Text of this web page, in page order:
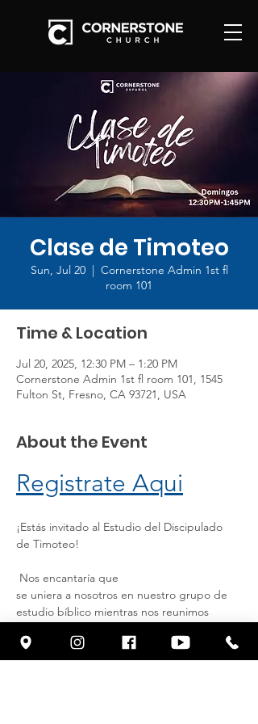
Clase de Timoteo
Sun, Jul 20
  |
Cornerstone Admin 1st fl
room 101
Time & Location
Jul 20, 2025, 12:30 PM – 1:20 PM
Cornerstone Admin 1st fl room 101, 1545
Fulton St, Fresno, CA 93721, USA
About the Event
Registrate Aqui
¡Estás invitado al Estudio del Discipulado
de Timoteo!
Nos encantaría que
se uniera a nosotros en nuestro grupo de
estudio bíblico mientras nos reunimos
nuestra fe y animarnos unos a
otros. Ya sea que seas nuevo en el estudio